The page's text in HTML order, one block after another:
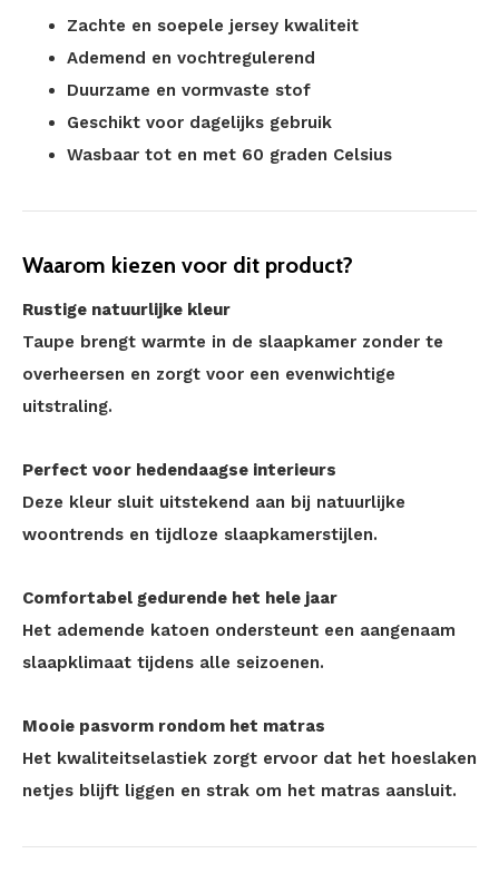
Zachte en soepele jersey kwaliteit
Ademend en vochtregulerend
Duurzame en vormvaste stof
Geschikt voor dagelijks gebruik
Wasbaar tot en met 60 graden Celsius
Waarom kiezen voor dit product?
Rustige natuurlijke kleur
Taupe brengt warmte in de slaapkamer zonder te
overheersen en zorgt voor een evenwichtige
uitstraling.
Perfect voor hedendaagse interieurs
Deze kleur sluit uitstekend aan bij natuurlijke
woontrends en tijdloze slaapkamerstijlen.
Comfortabel gedurende het hele jaar
Het ademende katoen ondersteunt een aangenaam
slaapklimaat tijdens alle seizoenen.
Mooie pasvorm rondom het matras
Het kwaliteitselastiek zorgt ervoor dat het hoeslaken
netjes blijft liggen en strak om het matras aansluit.